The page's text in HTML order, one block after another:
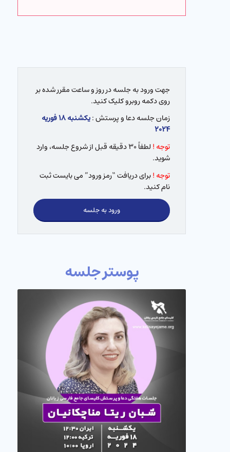
جهت ورود به جلسه در روز و ساعت مقرر شده بر
روی دکمه روبرو کلیک کنید.
زمان جلسه دعا و پرستش :
یکشنبه ۱۸ فوریه
۲۰۲۴
توجه !
لطفاً ۳۰ دقیقه قبل از شروع جلسه، وارد
شوید.
توجه !برای دریافت “رمز ورود” می بایست ثبت
نام کنید.
ورود به جلسه
پوستر جلسه